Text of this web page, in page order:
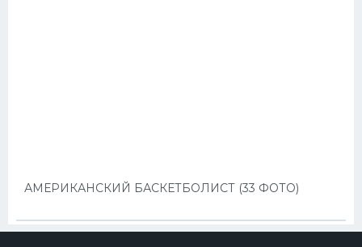
АМЕРИКАНСКИЙ БАСКЕТБОЛИСТ (33 ФОТО)